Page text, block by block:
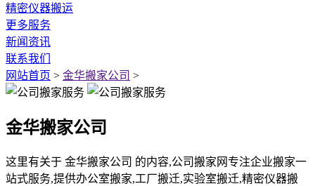
精密仪器搬运
更多服务
新闻资讯
联系我们
网站首页 > 金华搬家公司 >
金华搬家公司
这里有关于 金华搬家公司 的内容,公司搬家网专注企业搬家一
站式服务,提供办公室搬家,工厂搬迁,实验室搬迁,精密仪器搬